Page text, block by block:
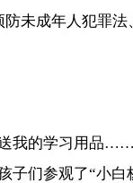
未成年人犯罪
的学习用品……”
子们参观了“小